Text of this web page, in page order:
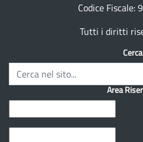
Codice Fiscale:
Tutti i diritti
Cerca
Area